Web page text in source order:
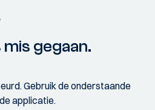
gegaan.
Gebruik de onderstaande
applicatie.